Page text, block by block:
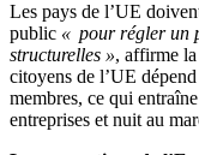
Les pays de l’UE
public « pour régler un
structurelles », affirme
citoyens de l’UE
membres, ce qui
entreprises et nuit au